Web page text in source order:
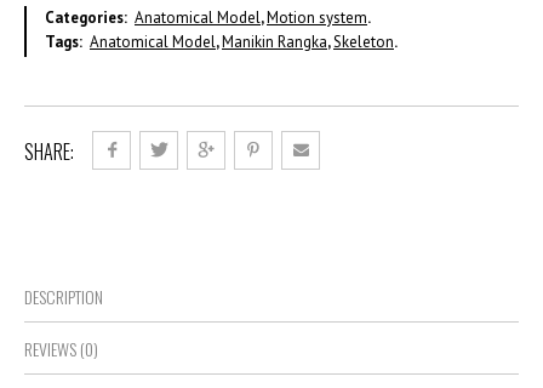
Categories: Anatomical Model,Motion system.
Tags: Anatomical Model,Manikin Rangka,Skeleton.
SHARE:
DESCRIPTION
REVIEWS (0)